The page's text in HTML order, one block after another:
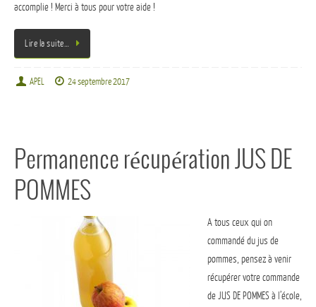
accomplie ! Merci à tous pour votre aide !
Lire la suite…
APEL 24 septembre 2017
Permanence récupération JUS DE
POMMES
A tous ceux qui on
commandé du jus de
pommes, pensez à venir
récupérer votre commande
de JUS DE POMMES à l’école,